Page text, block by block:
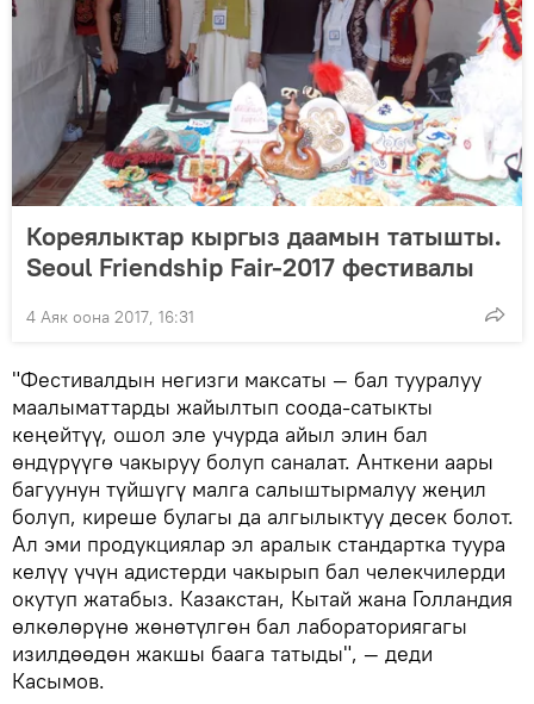
Кореялыктар кыргыз даамын татышты.
Seoul Friendship Fair-2017 фестивалы
4 Аяк оона 2017, 16:31
"Фестивалдын негизги максаты — бал тууралуу
маалыматтарды жайылтып соода-сатыкты
кеңейтүү, ошол эле учурда айыл элин бал
өндүрүүгө чакыруу болуп саналат. Анткени аары
багуунун түйшүгү малга салыштырмалуу жеңил
болуп, киреше булагы да алгылыктуу десек болот.
Ал эми продукциялар эл аралык стандартка туура
келүү үчүн адистерди чакырып бал челекчилерди
окутуп жатабыз. Казакстан, Кытай жана Голландия
өлкөлөрүнө жөнөтүлгөн бал лабораториягагы
изилдөөдөн жакшы баага татыды", — деди
Касымов.